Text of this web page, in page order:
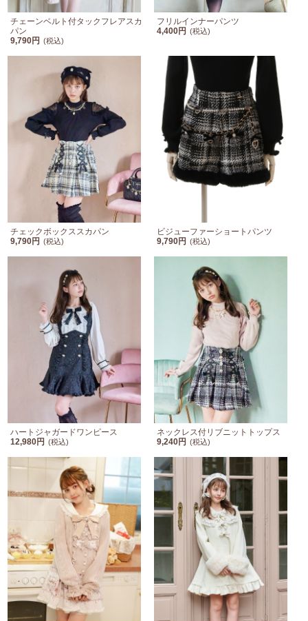
チェーンベルト付タックフレアスカ
パン
9,790円
(税込)
フリルインナーパンツ
4,400円 (税込)
チェックボックススカパン
9,790円
(税込)
ビジューファーショートパンツ
9,790円 (税込)
ハートジャガードワンピース
12,980円
(税込)
ネックレス付リブニットトップス
9,240円 (税込)